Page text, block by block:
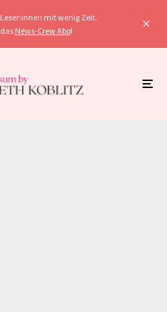
mit wenig Zeit.
News-Crew Abo!